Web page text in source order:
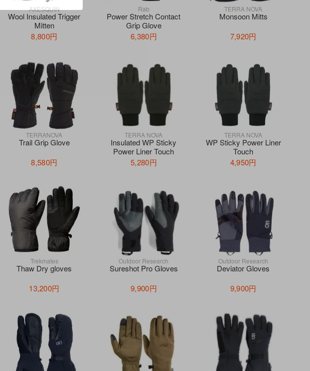
AXESQUIN
Wool Insulated Trigger
Mitten
8,800円
Rab
Power Stretch Contact
Grip Glove
6,380円
TERRA NOVA
Monsoon Mitts
7,920円
TERRANOVA
Trail Grip Glove
8,580円
TERRA NOVA
Insulated WP Sticky
Power Liner Touch
5,280円
TERRA NOVA
WP Sticky Power Liner
Touch
4,950円
Trekmates
Thaw Dry gloves
13,200円
Outdoor Research
Sureshot Pro Gloves
9,900円
Outdoor Research
Deviator Gloves
9,900円